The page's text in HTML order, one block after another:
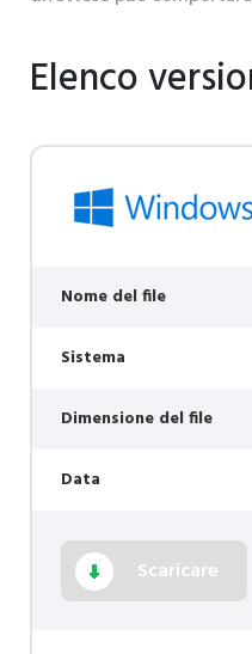
Elenco
Nome del file
Sistema
Dimensione del file
Data
Scaricare